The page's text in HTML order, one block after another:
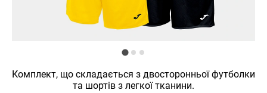
Комплект, що складається з двосторонньої футболки
та шортів з легкої тканини.